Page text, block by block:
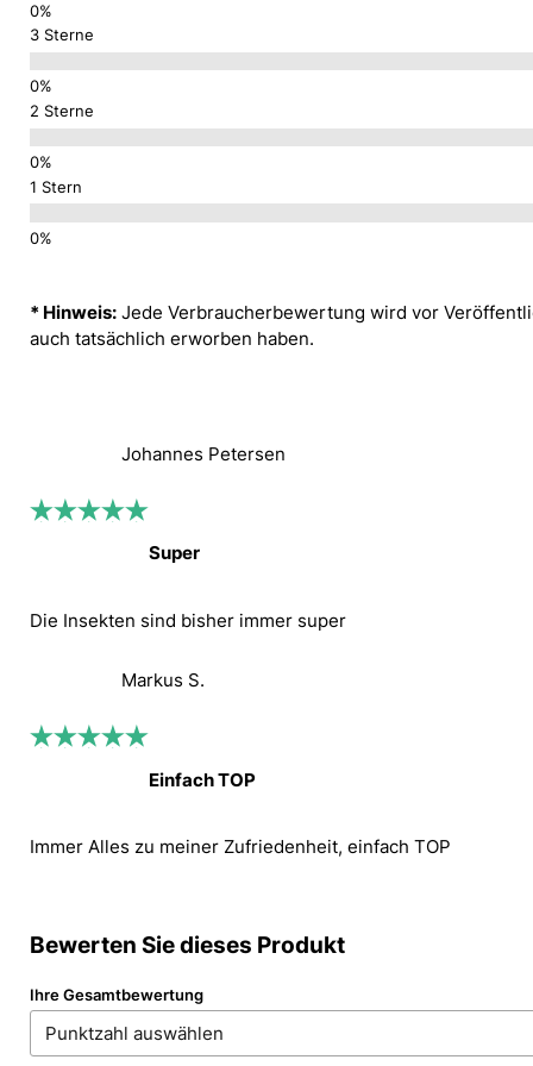
3 Sterne
2 Sterne
1 Stern
* Hinweis: Jede Verbraucherbewertung wird vor
auch tatsächlich erworben haben.
Johannes Petersen
Super
Die Insekten sind bisher immer super
Markus S.
Einfach TOP
Immer Alles zu meiner Zufriedenheit, einfach TOP
Bewerten Sie dieses Produkt
Ihre Gesamtbewertung